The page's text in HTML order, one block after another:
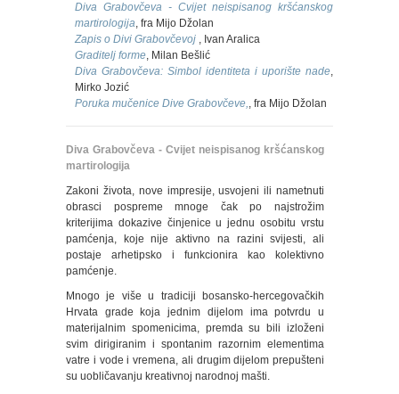
Diva Grabovčeva - Cvijet neispisanog kršćanskog
martirologija, fra Mijo Džolan
Zapis o Divi Grabovčevoj , Ivan Aralica
Graditelj forme, Milan Bešlić
Diva Grabovčeva: Simbol identiteta i uporište nade,
Mirko Jozić
Poruka mučenice Dive Grabovčeve,, fra Mijo Džolan
Diva Grabovčeva - Cvijet neispisanog kršćanskog
martirologija
Zakoni života, nove impresije, usvojeni ili nametnuti
obrasci pospreme mnoge čak po najstrožim
kriterijima dokazive činjenice u jednu osobitu vrstu
pamćenja, koje nije aktivno na razini svijesti, ali
postaje arhetipsko i funkcionira kao kolektivno
pamćenje.
Mnogo je više u tradiciji bosansko-hercegovačkih
Hrvata grade koja jednim dijelom ima potvrdu u
materijalnim spomenicima, premda su bili izloženi
svim dirigiranim i spontanim razornim elementima
vatre i vode i vremena, ali drugim dijelom prepušteni
su uobličavanju kreativnoj narodnoj mašti.